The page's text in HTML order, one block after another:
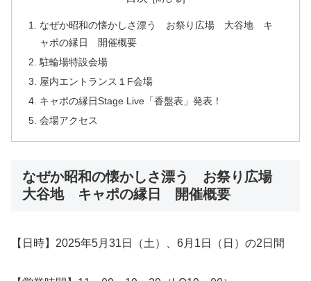
なぜか昭和の懐かしさ漂う お祭り広場 大谷地 キ
ャポの縁日 開催概要
駐輪場特設会場
屋内エントランス１F会場
キャポの縁日Stage Live「香盤表」発表！
会場アクセス
なぜか昭和の懐かしさ漂う お祭り広場
大谷地 キャポの縁日 開催概要
【日時】2025年5月31日（土）、6月1日（日）の2日間